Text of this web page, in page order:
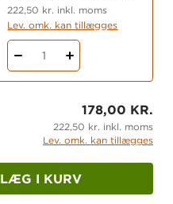
222,50 kr. inkl. moms
Lev. omk. kan tillægges
1
178,00 KR.
222,50 kr. inkl. moms
Lev. omk. kan tillægges
LÆG I KURV